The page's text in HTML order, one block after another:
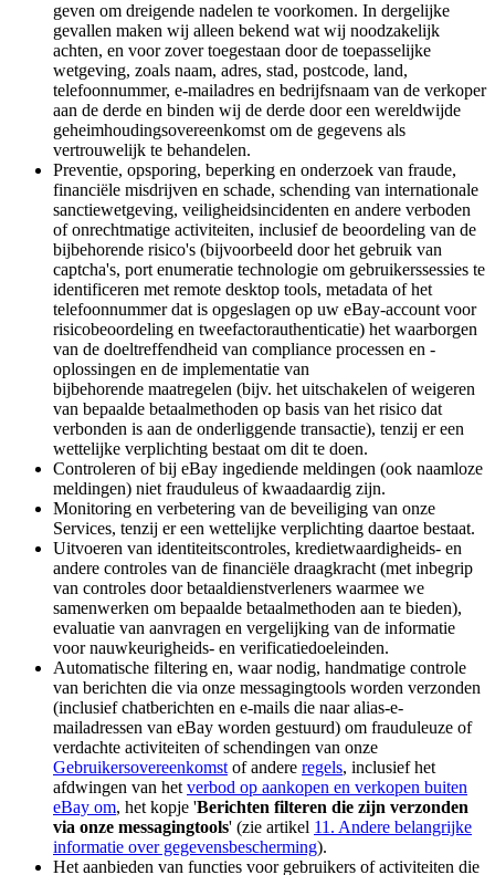
geven om dreigende nadelen te voorkomen. In dergelijke
gevallen maken wij alleen bekend wat wij noodzakelijk
achten, en voor zover toegestaan door de toepasselijke
wetgeving, zoals naam, adres, stad, postcode, land,
telefoonnummer, e-mailadres en bedrijfsnaam van de verkoper
aan de derde en binden wij de derde door een wereldwijde
geheimhoudingsovereenkomst om de gegevens als
vertrouwelijk te behandelen.
Preventie, opsporing, beperking en onderzoek van fraude,
financiële misdrijven en schade, schending van internationale
sanctiewetgeving, veiligheidsincidenten en andere verboden
of onrechtmatige activiteiten, inclusief de beoordeling van de
bijbehorende risico's (bijvoorbeeld door het gebruik van
captcha's, port enumeratie technologie om gebruikerssessies te
identificeren met remote desktop tools, metadata of het
telefoonnummer dat is opgeslagen op uw eBay-account voor
risicobeoordeling en tweefactorauthenticatie) het waarborgen
van de doeltreffendheid van compliance processen en -
oplossingen en de implementatie van
bijbehorende maatregelen (bijv. het uitschakelen of weigeren
van bepaalde betaalmethoden op basis van het risico dat
verbonden is aan de onderliggende transactie), tenzij er een
wettelijke verplichting bestaat om dit te doen.
Controleren of bij eBay ingediende meldingen (ook naamloze
meldingen) niet frauduleus of kwaadaardig zijn.
Monitoring en verbetering van de beveiliging van onze
Services, tenzij er een wettelijke verplichting daartoe bestaat.
Uitvoeren van identiteitscontroles, kredietwaardigheids- en
andere controles van de financiële draagkracht (met inbegrip
van controles door betaaldienstverleners waarmee we
samenwerken om bepaalde betaalmethoden aan te bieden),
evaluatie van aanvragen en vergelijking van de informatie
voor nauwkeurigheids- en verificatiedoeleinden.
Automatische filtering en, waar nodig, handmatige controle
van berichten die via onze messagingtools worden verzonden
(inclusief chatberichten en e-mails die naar alias-e-
mailadressen van eBay worden gestuurd) om frauduleuze of
verdachte activiteiten of schendingen van onze
Gebruikersovereenkomst of andere regels, inclusief het
afdwingen van het verbod op aankopen en verkopen buiten
eBay om, het kopje 'Berichten filteren die zijn verzonden
via onze messagingtools' (zie artikel 11. Andere belangrijke
informatie over gegevensbescherming).
Het aanbieden van functies voor gebruikers of activiteiten die